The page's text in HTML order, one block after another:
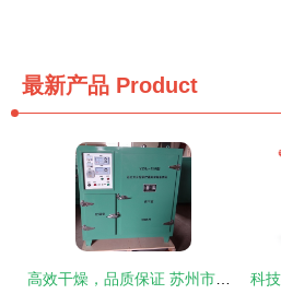
最新产品 Product